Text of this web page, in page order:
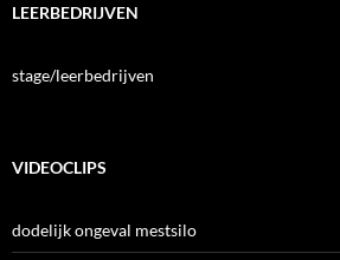
LEERBEDRIJVEN
stage/leerbedrijven
VIDEOCLIPS
dodelijk ongeval mestsilo